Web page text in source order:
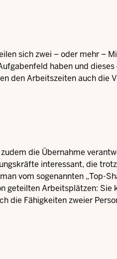
sich zwei – oder mehr –
haben und
den Arbeitszeiten auch die
die Übernahme
interessant, die
vom sogenannten „Top-
geteilten Arbeitsplätzen:
die Fähigkeiten zweier